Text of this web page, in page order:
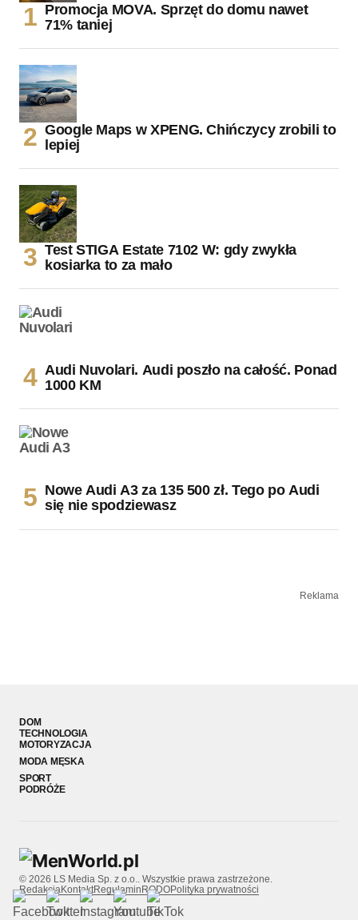
Promocja MOVA. Sprzęt do domu nawet
71% taniej
Google Maps w XPENG. Chińczycy zrobili to
lepiej
Test STIGA Estate 7102 W: gdy zwykła
kosiarka to za mało
Audi Nuvolari. Audi poszło na całość. Ponad
1000 KM
Nowe Audi A3 za 135 500 zł. Tego po Audi
się nie spodziewasz
Reklama
DOM
TECHNOLOGIA
MOTORYZACJA
MODA MĘSKA
SPORT
PODRÓŻE
© 2026 LS Media Sp. z o.o.. Wszystkie prawa zastrzeżone.
RedakcjaKontaktRegulamin RODOPolityka prywatności